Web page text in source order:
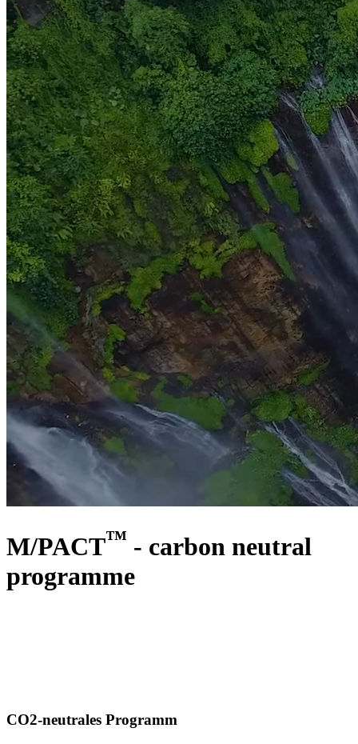
M/PACT™ - carbon neutral
programme
CO2-neutrales Programm